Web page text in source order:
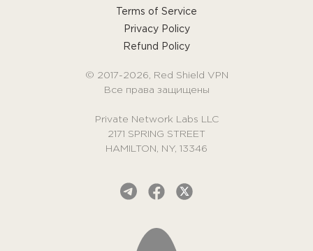
Terms of Service
Privacy Policy
Refund Policy
© 2017-2026, Red Shield VPN
Все права защищены
Private Network Labs LLC
2171 SPRING STREET
HAMILTON, NY, 13346